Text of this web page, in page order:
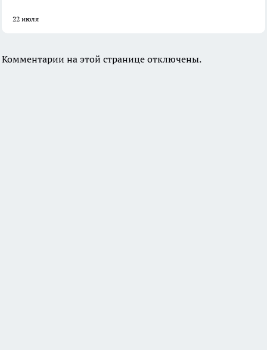
22 июля
Комментарии на этой странице отключены.